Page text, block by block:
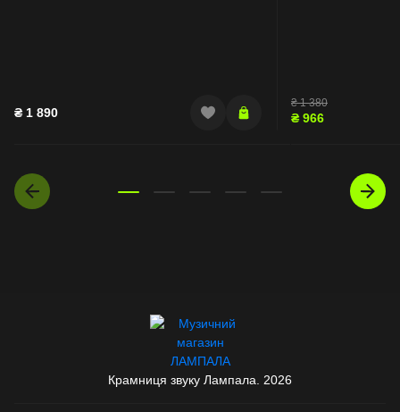
₴ 1 890
₴1 380
₴ 966
Крамниця звуку Лампала. 2026